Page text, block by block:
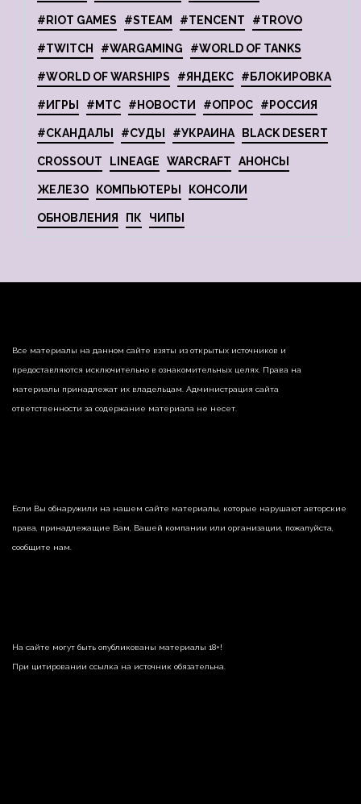
#RIOT GAMES #STEAM #TENCENT #TROVO
#TWITCH #WARGAMING #WORLD OF TANKS
#WORLD OF WARSHIPS #ЯНДЕКС #БЛОКИРОВКА
#ИГРЫ #МТС #НОВОСТИ #ОПРОС #РОССИЯ
#СКАНДАЛЫ #СУДЫ #УКРАИНА BLACK DESERT
CROSSOUT LINEAGE WARCRAFT АНОНСЫ
ЖЕЛЕЗО КОМПЬЮТЕРЫ КОНСОЛИ
ОБНОВЛЕНИЯ ПК ЧИПЫ
Все материалы на данном сайте взяты из открытых источников и
предоставляются исключительно в ознакомительных целях. Права на
материалы принадлежат их владельцам. Администрация сайта
ответственности за содержание материала не несет.
Если Вы обнаружили на нашем сайте материалы, которые нарушают авторские
права, принадлежащие Вам, Вашей компании или организации, пожалуйста,
сообщите нам.
На сайте могут быть опубликованы материалы 18+!
При цитировании ссылка на источник обязательна.